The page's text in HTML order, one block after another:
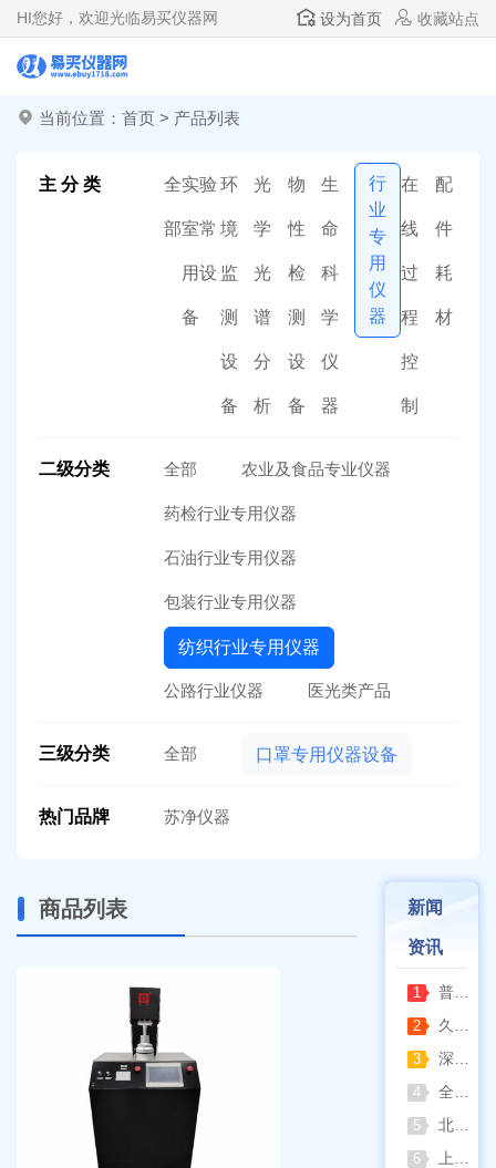
HI您好，欢迎光临易买仪器网 设为首页 收藏站点
当前位置： 首页 > 产品列表
主 分 类 全
部
实验
室常
用设
备
环
境
监
测
设
备
光
学
光
谱
分
析
物
性
检
测
设
备
生
命
科
学
仪
器
行
业
专
用
仪
器
在
线
过
程
控
制
配
件
耗
材
二级分类 全部 农业及食品专业仪器
药检行业专用仪器
石油行业专用仪器
包装行业专用仪器
纺织行业专用仪器
公路行业仪器 医光类产品
三级分类 全部 口罩专用仪器设备
热门品牌 苏净仪器
商品列表 新闻
资讯
1 普通烘箱和耐腐蚀烘箱区分
2 久兴医疗高压蒸汽灭菌器：制药科研灭菌的可靠之选
3 深那静音超声波清洗仪：科研洁净新标准，安静高效更安心
4 全自动凯氏定氮仪测定焦炭中氮 上海纤检助力焦化行业精准检测
5 北京六一电泳仪完整选型指南（分电泳槽 + 电源两大模块，按实验场景直接匹配）
6 上海仪电吸光光度法和荧光分析法的异同